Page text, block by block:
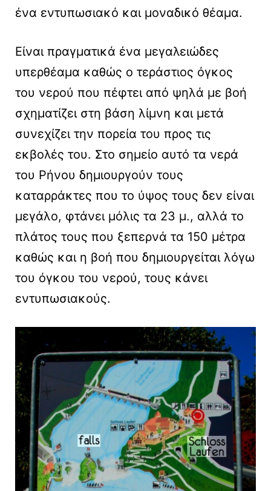
ένα εντυπωσιακό και μοναδικό θέαμα.
Είναι πραγματικά ένα μεγαλειώδες
υπερθέαμα καθώς ο τεράστιος όγκος
του νερού που πέφτει από ψηλά με βοή
σχηματίζει στη βάση λίμνη και μετά
συνεχίζει την πορεία του προς τις
εκβολές του. Στο σημείο αυτό τα νερά
του Ρήνου δημιουργούν τους
καταρράκτες που το ύψος τους δεν είναι
μεγάλο, φτάνει μόλις τα 23 μ., αλλά το
πλάτος τους που ξεπερνά τα 150 μέτρα
καθώς και η βοή που δημιουργείται λόγω
του όγκου του νερού, τους κάνει
εντυπωσιακούς.